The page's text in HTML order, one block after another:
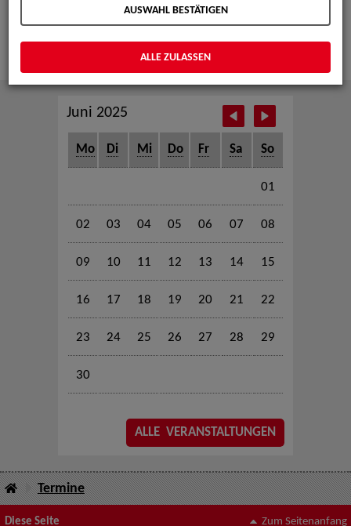
und Eventpartnerin des Crew Call Weimar.
Mehr
Juni 2025
Mo Di Mi Do Fr Sa So
01
02 03 04 05 06 07 08
09 10 11 12 13 14 15
16 17 18 19 20 21 22
23 24 25 26 27 28 29
30
ALLE VERANSTALTUNGEN
Termine
Diese Seite Zum Seitenanfang
AUSWAHL BESTÄTIGEN
ALLE ZULASSEN